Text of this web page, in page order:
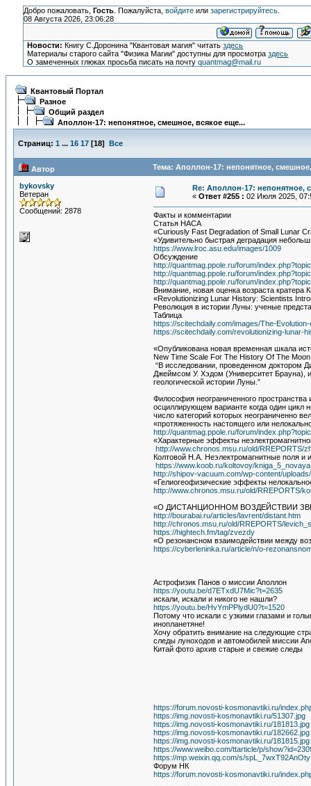
Добро пожаловать, Гость. Пожалуйста, войдитеили зарегистрируйтесь.
08 Августа 2026, 23:06:28
Новости: Книгу С.Доронина "Квантовая магия" читатьздесь
Материалы старого сайта "Физика Магии" доступны для просмотраздесь
О замеченных глюках просьба писать на почтуquantmag@mail.ru
Квантовый Портал
Разное
Общий раздел
Аполлон-17: непонятное, смешное, всякое еще...
Страниц: 1 ... 16 17 [18] Все
Автор Тема: Аполлон-17: непонятное,
bykovsky
Ветеран
Сообщений: 2878
Re: Аполлон-17: непонятное,
« Ответ #255 : 02 Июля 2025,
Факты и комментарии
Статья НАСА
«Curiously Fast Degradation of Small Lunar
«Удивительно быстрая деградация
https://www.lroc.asu.edu/images/1009
Обсуждение
http://quantmag.ppole.ru/forum/
http://quantmag.ppole.ru/forum/
http://quantmag.ppole.ru/forum/
Внимание, новая оценка возраста кратера
«Revolutionizing Lunar History: Scientists
Революция в истории Луны: ученые
Таблица
https://scitechdaily.com/images/The-
https://scitechdaily.com/revolutionizing-lunar-
«Опубликована новая временная шкала
New Time Scale For The History Of The
“В исследовании, проведенном доктором
Джеймсом У. Хэдом (Университет Брауна),
геологической истории Луны.”
Философия неограниченного
осциллирующем варианте когда один цикл
число категорий которых неограниченно
«протяженность настоящего или
http://quantmag.ppole.ru/forum/
«Характерные эффекты
http://www.chronos.msu.ru/old/RREPORTS/
Колтовой Н.А. Неэлектромагнитные поля и
https://www.koob.ru/koltovoy/
http://shipov-vacuum.com/wp-content/
«Гелиогеофизические эффекты
http://www.chronos.msu.ru/old/RREPORTS/
«О ДИСТАНЦИОННОМ ВОЗДЕЙСТВИИ
http://bourabai.ru/articles/lavrent/distant.htm
http://chronos.msu.ru/old/RREPORTS/
https://hightech.fm/tag/zvezdy
«О резонансном взаимодействии между
https://cyberleninka.ru/article/n/o-
Астрофизик Панов о миссии Аполлон
https://youtu.be/d7ETxdU7Mic?t=2635
искали, искали и никого не нашли?
https://youtu.be/HvYmPPlydU0?t=1520
Потому что искали с узкими глазами и
инопланетяне!
Хочу обратить внимание на следующие
следы луноходов и автомобилей миссии
Китай фото архив старые и свежие следы
https://forum.novosti-kosmonavtiki.ru/
https://img.novosti-kosmonavtiki.ru/51307.jpg
https://img.novosti-kosmonavtiki.ru/181813.jpg
https://img.novosti-kosmonavtiki.ru/182662.jpg
https://img.novosti-kosmonavtiki.ru/181815.jpg
https://www.weibo.com/ttarticle/p/
https://mp.weixin.qq.com/s/
Форум НК
https://forum.novosti-kosmonavtiki.ru/